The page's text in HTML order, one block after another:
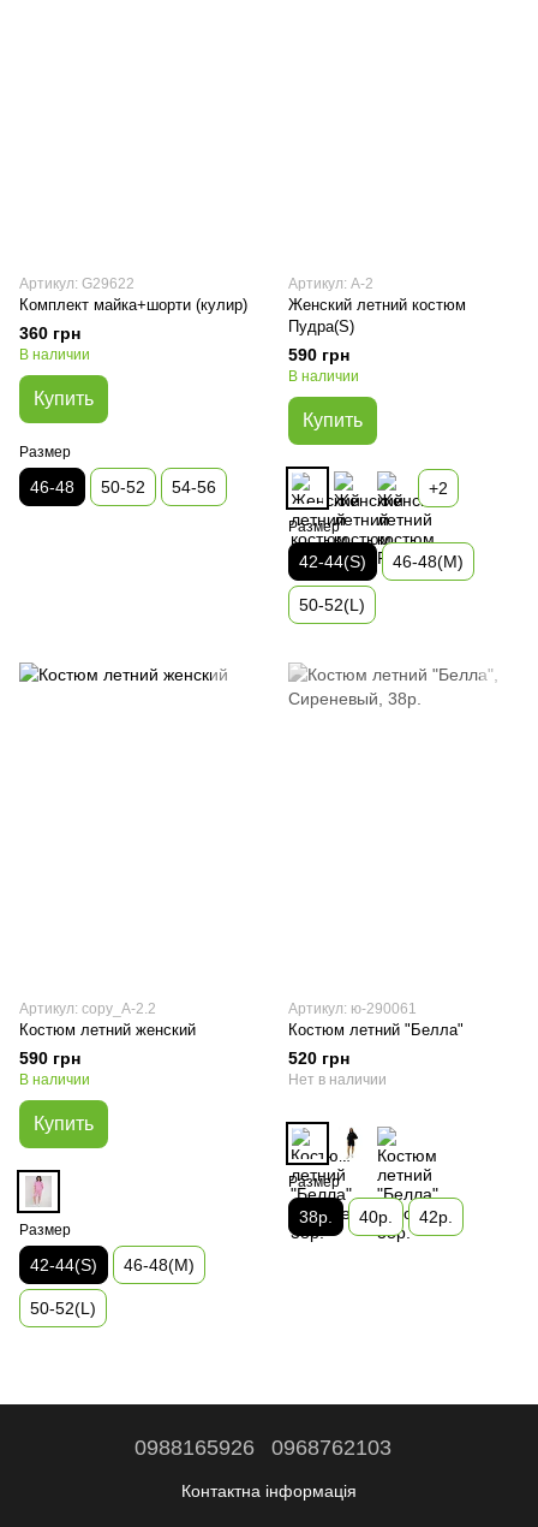
Артикул: G29622
Комплект майка+шорти (кулир)
360 грн
В наличии
Купить
Размер
46-48 50-52 54-56
Артикул: А-2
Женский летний костюм
Пудра(S)
590 грн
В наличии
Купить
+2
Размер
42-44(S) 46-48(М)
50-52(L)
Артикул: copy_A-2.2
Костюм летний женский
590 грн
В наличии
Купить
Размер
42-44(S) 46-48(М)
50-52(L)
Артикул: ю-290061
Костюм летний "Белла"
520 грн
Нет в наличии
Размер
38р. 40р. 42р.
0988165926 0968762103
Контактна інформація